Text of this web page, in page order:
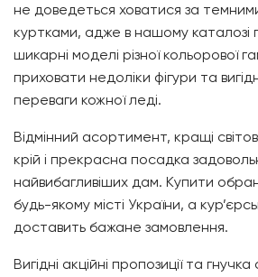
не доведеться ховатися за
куртками, адже в нашому каталозі
шикарні моделі різної кольорової
приховати недоліки фігури та
переваги кожної леді.
Відмінний асортимент, кращі
крій і прекрасна посадка
найвибагливіших дам. Купити
будь-якому місті України, а
доставить бажане замовлення.
Вигідні акційні пропозиції та